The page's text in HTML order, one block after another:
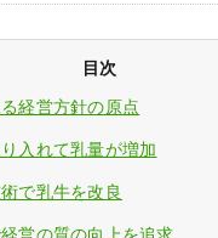
目次
経営方針の原点
入れて乳量が増加
で乳牛を改良